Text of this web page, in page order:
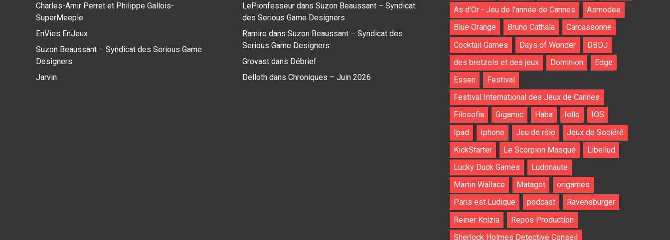
Charles-Amir Perret et Philippe Gallois-
SuperMeeple
EnVies EnJeux
Suzon Beaussant – Syndicat des Serious Game
Designers
Jarvin
LePionfesseur dans Suzon Beaussant – Syndicat
des Serious Game Designers
Ramiro dans Suzon Beaussant – Syndicat des
Serious Game Designers
Grovast dans Débrief
Delloth dans Chroniques – Juin 2026
As d'Or - Jeu de l'année de Cannes
Asmodee
Blue Orange
Bruno Cathala
Carcassonne
Cocktail Games
Days of Wonder
DBDJ
des bretzels et des jeux
Dominion
Edge
Essen
Festival
Festival International des Jeux de Cannes
Filosofia
Gigamic Haba Iello
IOS
Ipad
Iphone Jeu de rôle
Jeux de Société
KickStarter
Le Scorpion Masqué
Libellud
Lucky Duck Games
Ludonaute
Martin Wallace
Matagot
origames
Paris est Ludique
podcast
Ravensburger
Reiner Knizia
Repos Production
Sherlock Holmes Detective Conseil